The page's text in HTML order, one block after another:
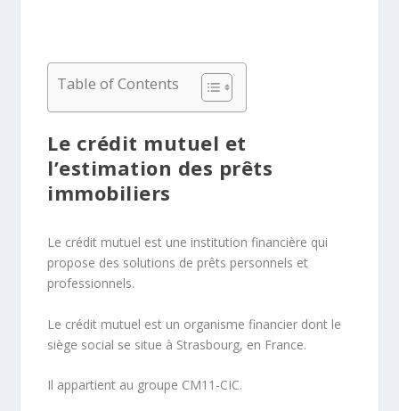
Table of Contents
Le crédit mutuel et
l’estimation des prêts
immobiliers
Le crédit mutuel est une institution financière qui
propose des solutions de prêts personnels et
professionnels.
Le crédit mutuel est un organisme financier dont le
siège social se situe à Strasbourg, en France.
Il appartient au groupe CM11-CIC.